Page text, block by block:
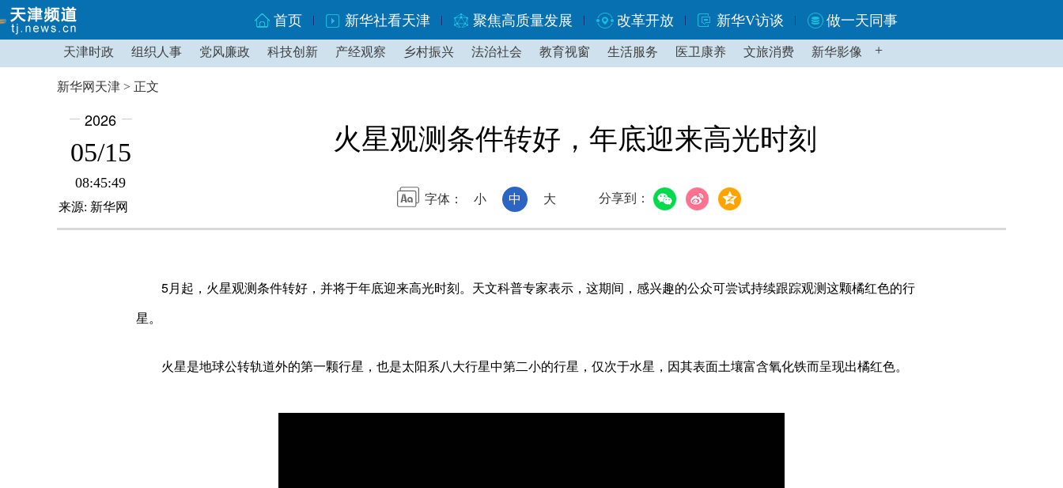
首页 新华社看天津 聚焦高质量发展 改革开放 新华V访谈 做一天同事
天津时政 组织人事 党风廉政 科技创新 产经观察 乡村振兴 法治社会 教育视窗 生活服务 医卫康养 文旅消费 新华影像 +
新华网天津 > 正文
2026
05/15
08:45:49
来源: 新华网
火星观测条件转好，年底迎来高光时刻
字体： 小 中 大 分享到：
5月起，火星观测条件转好，并将于年底迎来高光时刻。天文科普专家表示，这期间，感兴趣的公众可尝试持续跟踪观测这颗橘红色的行
星。
火星是地球公转轨道外的第一颗行星，也是太阳系八大行星中第二小的行星，仅次于水星，因其表面土壤富含氧化铁而呈现出橘红色。